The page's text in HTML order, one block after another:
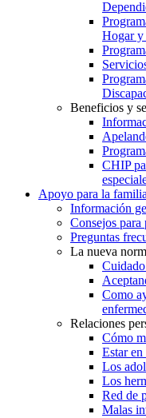
Hogar
Beneficios y
CHIP
Apoyo para la familia
Información
Consejos para
Preguntas
La nueva
Como
Relaciones
Cómo
Estar
Los
Los
Red de
Malas